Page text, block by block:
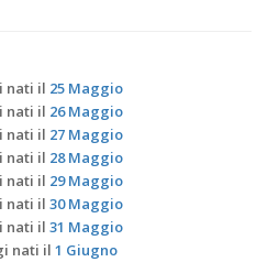
nati il 25 Maggio
nati il 26 Maggio
nati il 27 Maggio
nati il 28 Maggio
nati il 29 Maggio
nati il 30 Maggio
nati il 31 Maggio
nati il 1 Giugno